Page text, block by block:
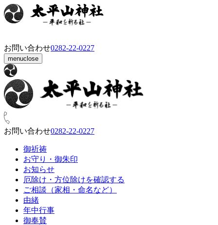
お問い合わせ0282‑22‑0227
menuclose
お問い合わせ0282‑22‑0227
御祈祷
お守り・御朱印
お知らせ
厄除け・方位除けを確認する
ご相談（家相・命名など）
由緒
年中行事
御奉賛